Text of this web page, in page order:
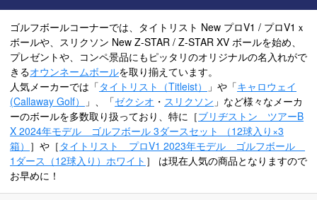
ゴルフボールコーナーでは、タイトリスト New プロV1 / プロV1ｘ
ボールや、スリクソン New Z-STAR / Z-STAR XV ボールを始め、
プレゼントや、コンペ景品にもピッタリのオリジナルの名入れがで
きるオウンネームボールを取り揃えています。
人気メーカーでは「タイトリスト（Titleist） 」や「キャロウェイ
(Callaway Golf）
」、「ゼクシオ ・ スリクソン 」など様々なメーカ
ーのボールを多数取り扱っており、特に［ブリヂストン ツアーB
X 2024年モデル ゴルフボール 3ダースセット （12球入り×3
箱） ］や［ タイトリスト プロV1 2023年モデル ゴルフボール
1ダース（12球入り）ホワイト ］ は現在人気の商品となりますので
お早めに！